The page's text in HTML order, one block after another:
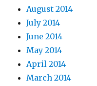
August 2014
July 2014
June 2014
May 2014
April 2014
March 2014